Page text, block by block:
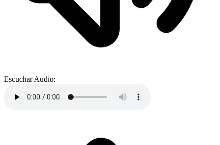
Escuchar Audio: